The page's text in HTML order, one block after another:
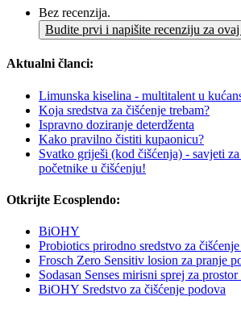
Bez recenzija.
Budite prvi i napišite recenziju za
Aktualni članci:
Limunska kiselina - multitalent u
Koja sredstva za čišćenje trebam?
Ispravno doziranje deterdženta
Kako pravilno čistiti kupaonicu?
Svatko griješi (kod čišćenja) - savjeti
početnike u čišćenju!
Otkrijte Ecosplendo:
BiOHY
Probiotics prirodno sredstvo za
Frosch Zero Sensitiv losion za pranje
Sodasan Senses mirisni sprej za
BiOHY Sredstvo za čišćenje podova